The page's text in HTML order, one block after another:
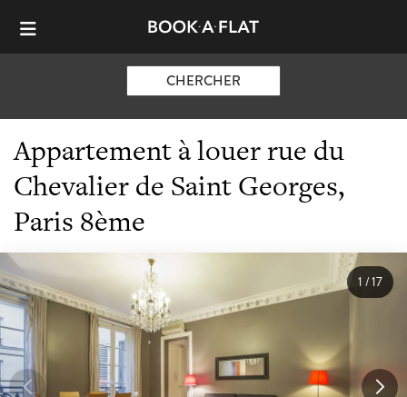
CHERCHER
Appartement à louer rue du
Chevalier de Saint Georges,
Paris 8ème
1/17